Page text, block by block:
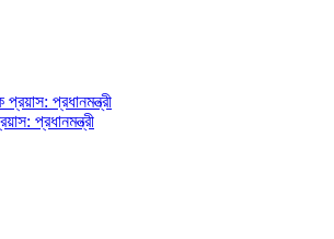
প্রধানমন্ত্রী